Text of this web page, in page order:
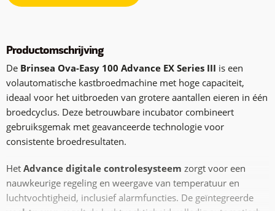
Productomschrijving
De Brinsea Ova-Easy 100 Advance EX Series III is een
volautomatische kastbroedmachine met hoge capaciteit,
ideaal voor het uitbroeden van grotere aantallen eieren in één
broedcyclus. Deze betrouwbare incubator combineert
gebruiksgemak met geavanceerde technologie voor
consistente broedresultaten.
Het Advance digitale controlesysteem zorgt voor een
nauwkeurige regeling en weergave van temperatuur en
luchtvochtigheid, inclusief alarmfuncties. De geïntegreerde